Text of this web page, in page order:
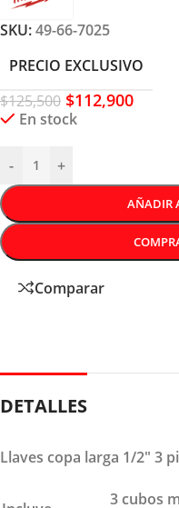
SKU:49-66-7025
PRECIO EXCLUSIVO
$125,500 $112,900
En stock
- +
AÑADIR
Comparar
DETALLES
Llaves copa larga 1/2″ 3
3 cubos